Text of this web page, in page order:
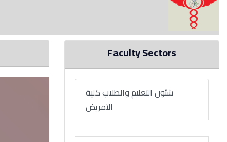
Faculty Sectors
شئون التعليم والطلاب كلية
التمريض